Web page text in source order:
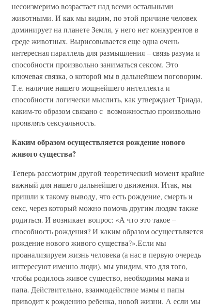
несоизмеримо возрастает над всеми остальными
животными. И как мы видим, по этой причине человек
доминирует на планете Земля, у него нет конкурентов в
среде животных. Вырисовывается еще одна очень
интересная параллель для размышления – связь разума и
способности произвольно заниматься сексом. Это
ключевая связка, о которой мы в дальнейшем поговорим.
Т.е. наличие нашего мощнейшего интеллекта и
способности логически мыслить, как утверждает Триада,
каким-то образом связано с возможностью произвольно
проявлять сексуальность.
Каким образом осуществляется рождение нового
живого существа?
Теперь рассмотрим другой теоретический момент крайне
важный для нашего дальнейшего движения. Итак, мы
пришли к такому выводу, что есть рождение, смерть и
секс, через который можно помочь другим людям также
родиться. И возникает вопрос: «А что это такое –
способность рождения? И каким образом осуществляется
рождение нового живого существа?».Если мы
проанализируем жизнь человека (а нас в первую очередь
интересуют именно люди), мы увидим, что для того,
чтобы родилось живое существо, необходимы мама и
папа. Действительно, взаимодействие мамы и папы
приводит к рождению ребенка, новой жизни. А если мы